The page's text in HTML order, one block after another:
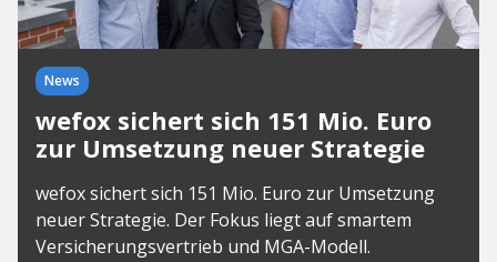
News
wefox sichert sich 151 Mio. Euro
zur Umsetzung neuer Strategie
wefox sichert sich 151 Mio. Euro zur Umsetzung
neuer Strategie. Der Fokus liegt auf smartem
Versicherungsvertrieb und MGA-Modell.